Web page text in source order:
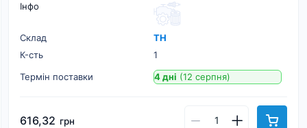
Інфо
Склад
ТН
К-cть
1
Термін поставки
4 дні (12 серпня)
616,32 грн